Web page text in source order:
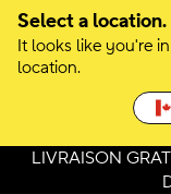
Select a location.
It looks like you're
location.
LIVRAISON